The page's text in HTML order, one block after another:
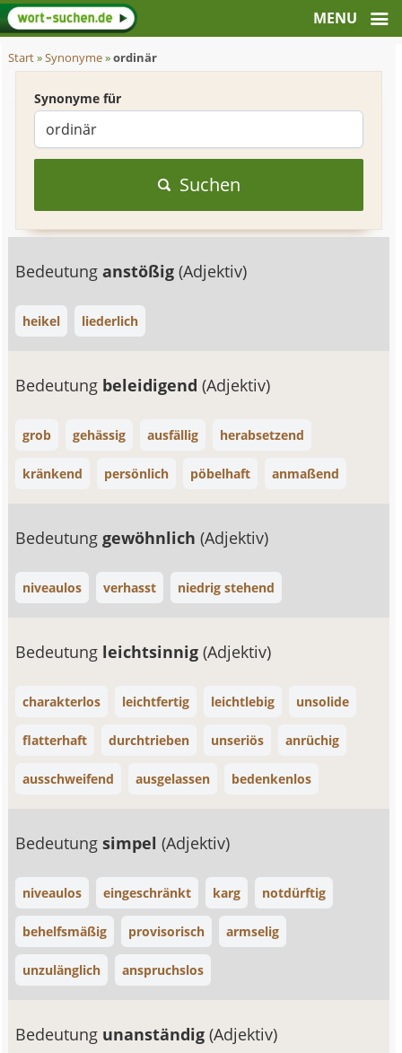
Start»Synonyme»ordinär
Synonyme für
Suchen
Bedeutunganstößig(Adjektiv)
heikel liederlich
Bedeutung beleidigend(Adjektiv)
grob gehässig ausfällig herabsetzend
kränkend persönlich pöbelhaft anmaßend
Bedeutunggewöhnlich(Adjektiv)
niveaulos verhasst niedrig stehend
Bedeutung leichtsinnig(Adjektiv)
charakterlos leichtfertig leichtlebig unsolide
flatterhaft durchtrieben unseriös anrüchig
ausschweifend ausgelassen bedenkenlos
Bedeutungsimpel(Adjektiv)
niveaulos eingeschränkt karg notdürftig
behelfsmäßig provisorisch armselig
unzulänglich anspruchslos
Bedeutung unanständig(Adjektiv)